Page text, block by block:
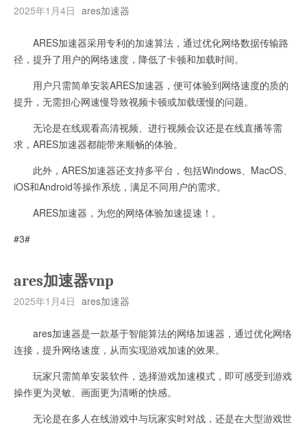
2025年1月4日 ares加速器
ARES加速器采用专利的加速算法，通过优化网络数据传输路
径，提升了用户的网络速度，降低了卡顿和加载时间。
用户只需简单安装ARES加速器，便可体验到网络速度的质的
提升，无需担心网速慢导致视频卡顿或加载缓慢的问题。
无论是在线观看高清视频、进行视频会议还是在线直播等需
求，ARES加速器都能带来顺畅的体验。
此外，ARES加速器还支持多平台，包括Windows、MacOS、
iOS和Android等操作系统，满足不同用户的需求。
ARES加速器，为您的网络体验加速提速！。
#3#
ares加速器vnp
2025年1月4日 ares加速器
ares加速器是一款基于智能算法的网络加速器，通过优化网络
连接，提升网络速度，从而实现游戏加速的效果。
玩家只需简单安装软件，选择游戏加速模式，即可感受到游戏
操作更为灵敏、画面更为清晰的快感。
无论是在多人在线游戏中与玩家实时对战，还是在大型游戏世